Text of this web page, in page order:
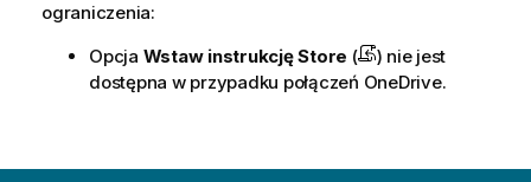
ograniczenia:
Opcja Wstaw instrukcjęStore (
) nie jest
dostępna w przypadku połączeń OneDrive.